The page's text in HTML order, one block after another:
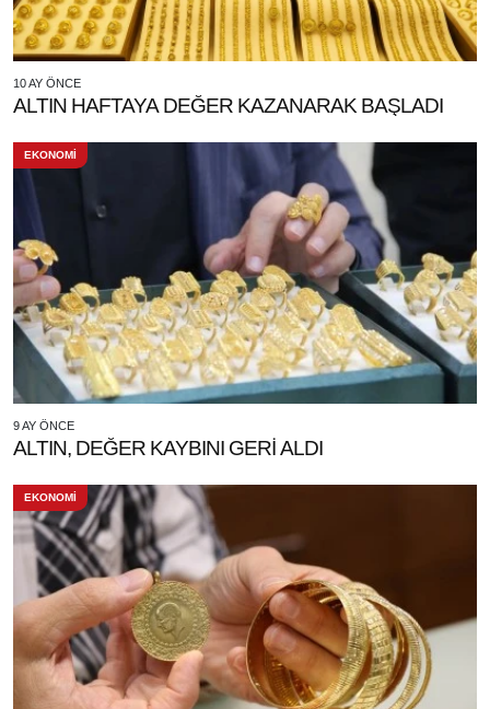
10 AY ÖNCE
ALTIN HAFTAYA DEĞER KAZANARAK BAŞLADI
EKONOMİ
9 AY ÖNCE
ALTIN, DEĞER KAYBINI GERİ ALDI
EKONOMİ